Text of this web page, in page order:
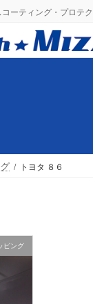
ーティング・プロテ
トヨタ ８６
ピング